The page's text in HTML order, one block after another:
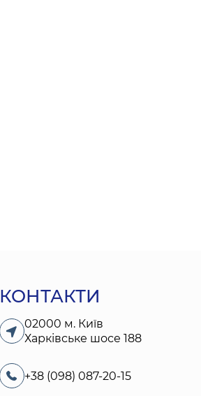
КОНТАКТИ
02000 м. Київ
Харківське шосе 188
+38 (098) 087-20-15